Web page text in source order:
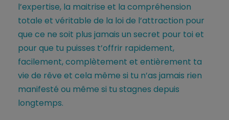
l’expertise, la maitrise et la compréhension
totale et véritable de la loi de l’attraction pour
que ce ne soit plus jamais un secret pour toi et
pour que tu puisses t’offrir rapidement,
facilement, complètement et entièrement ta
vie de rêve et cela même si tu n’as jamais rien
manifesté ou même si tu stagnes depuis
longtemps.